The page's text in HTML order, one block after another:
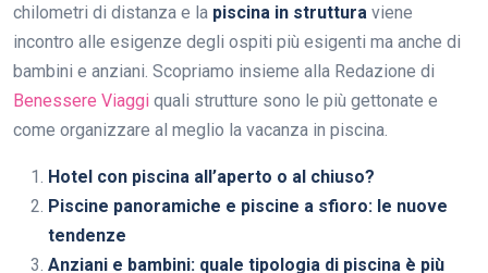
chilometri di distanza e la piscina in struttura viene
incontro alle esigenze degli ospiti più esigenti ma anche di
bambini e anziani. Scopriamo insieme alla Redazione di
Benessere Viaggi quali strutture sono le più gettonate e
come organizzare al meglio la vacanza in piscina.
Hotel con piscina all’aperto o al chiuso?
Piscine panoramiche e piscine a sfioro: le nuove
tendenze
Anziani e bambini: quale tipologia di piscina è più